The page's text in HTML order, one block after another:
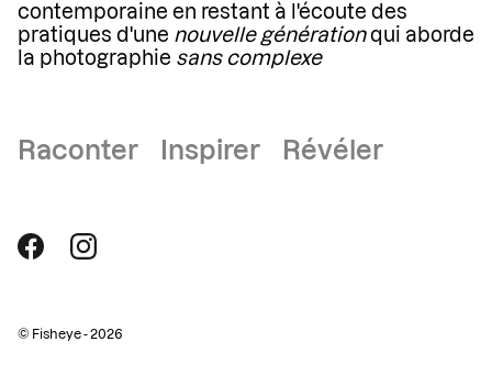
contemporaine en restant à l'écoute des
pratiques d'une nouvelle générationqui aborde
la photographie sans complexe
Raconter Inspirer Révéler
© Fisheye - 2026